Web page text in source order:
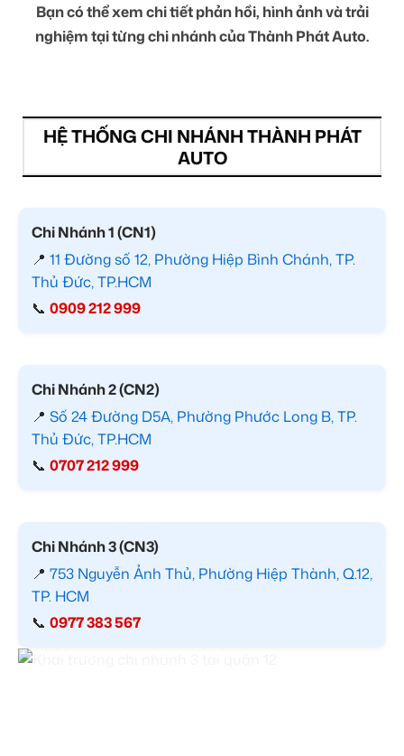
Bạn có thể xem chi tiết phản hồi, hình ảnh và trải
nghiệm tại từng chi nhánh của Thành Phát Auto.
HỆ THỐNG CHI NHÁNH THÀNH PHÁT
AUTO
Chi Nhánh 1 (CN1)
📍 11 Đường số 12, Phường Hiệp Bình Chánh, TP.
Thủ Đức, TP.HCM
📞 0909 212 999
Chi Nhánh 2 (CN2)
📍 Số 24 Đường D5A, Phường Phước Long B, TP.
Thủ Đức, TP.HCM
📞 0707 212 999
Chi Nhánh 3 (CN3)
📍 753 Nguyễn Ảnh Thủ, Phường Hiệp Thành, Q.12,
TP. HCM
📞 0977 383 567